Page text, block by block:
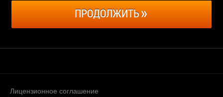
ПРОДОЛЖИТЬ
Лицензионное соглашение